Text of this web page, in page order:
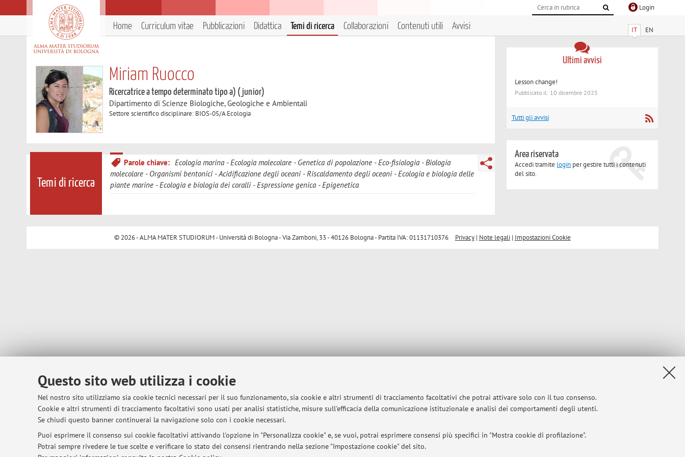
Questo sito web utilizza i cookie
Nel nostro sito utilizziamo sia cookie tecnici necessari per il suo funzionamento, sia cookie e altri strumenti di tracciamento facoltativi che potrai attivare solo con il tuo consenso.
Cookie e altri strumenti di tracciamento facoltativi sono usati per analisi statistiche, misure sull'efficacia della comunicazione istituzionale e analisi dei comportamenti degli utenti.
Se chiudi questo banner continuerai la navigazione solo con i cookie necessari.
Puoi esprimere il consenso sui cookie facoltativi attivando l'opzione in "Personalizza cookie" e, se vuoi, potrai esprimere consensi più specifici in "Mostra cookie di profilazione".
Potrai sempre rivedere le tue scelte e verificare lo stato dei consensi rientrando nella sezione "Impostazione cookie" del sito.
Login
IT EN
Home Curriculum vitae Pubblicazioni Didattica Temi di ricerca Collaborazioni Contenuti utili Avvisi
Miriam Ruocco
Ricercatrice a tempo determinato tipo a) (junior)
Dipartimento di Scienze Biologiche, Geologiche e Ambientali
Settore scientifico disciplinare: BIOS-05/A Ecologia
Temi di ricerca
Parole chiave: Ecologia marina Ecologia molecolare Genetica di popolazione Eco-fisiologia
Biologia
molecolare
Organismi bentonici Acidificazione degli oceani Riscaldamento degli oceani
Ecologia e biologia delle
piante marine
Ecologia e biologia dei coralli Espressione genica Epigenetica
Ultimi avvisi
Lesson change!
Pubblicato il: 10 dicembre 2025
Tutti gli avvisi
Area riservata
Accedi tramite login per gestire tutti i contenuti
del sito.
© 2026 - ALMA MATER STUDIORUM - Università di Bologna - Via Zamboni, 33 - 40126 Bologna - Partita IVA: 01131710376 Privacy| Note legali| Impostazioni Cookie